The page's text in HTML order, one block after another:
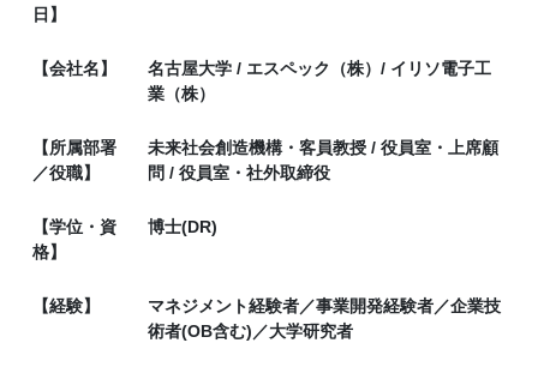
日】
【会社名】
名古屋大学 / エスペック（株）/ イリソ電子工
業（株）
【所属部署
／役職】
未来社会創造機構・客員教授 / 役員室・上席顧
問 / 役員室・社外取締役
【学位・資
格】
博士(DR)
【経験】
マネジメント経験者／事業開発経験者／企業技
術者(OB含む)／大学研究者